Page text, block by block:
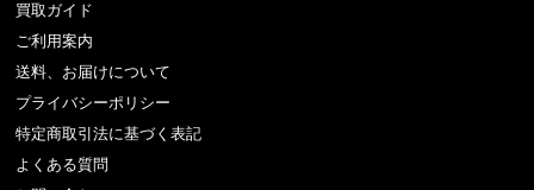
買取ガイド
ご利用案内
送料、お届けについて
プライバシーポリシー
特定商取引法に基づく表記
よくある質問